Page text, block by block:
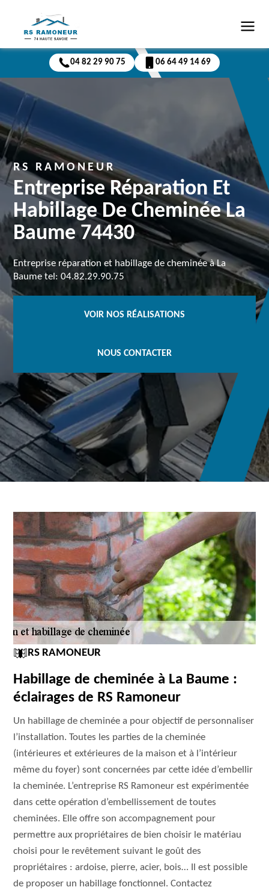
04 82 29 90 75 06 64 49 14 69
RS RAMONEUR
Entreprise Réparation Et
Habillage De Cheminée La
Baume 74430
Entreprise réparation et habillage de cheminée à La
Baume tel: 04.82.29.90.75
VOIR NOS RÉALISATIONS
NOUS CONTACTER
RS RAMONEUR
Habillage de cheminée à La Baume :
éclairages de RS Ramoneur
Un habillage de cheminée a pour objectif de personnaliser
l’installation. Toutes les parties de la cheminée
(intérieures et extérieures de la maison et à l’intérieur
même du foyer) sont concernées par cette idée d’embellir
la cheminée. L’entreprise RS Ramoneur est expérimentée
dans cette opération d’embellissement de toutes
cheminées. Elle offre son accompagnement pour
permettre aux propriétaires de bien choisir le matériau
choisi pour le revêtement suivant le goût des
propriétaires : ardoise, pierre, acier, bois… Il est possible
de proposer un habillage fonctionnel. Contactez